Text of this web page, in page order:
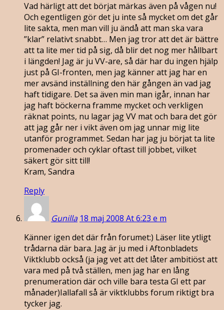
Vad härligt att det börjat märkas även på vågen nu!
Och egentligen gör det ju inte så mycket om det går
lite sakta, men man vill ju ändå att man ska vara
”klar” relativt snabbt… Men jag tror att det är bättre
att ta lite mer tid på sig, då blir det nog mer hållbart
i längden! Jag är ju VV-are, så där har du ingen hjälp
just på GI-fronten, men jag känner att jag har en
mer avsänd inställning den här gången än vad jag
haft tidigare. Det sa även min man igår, innan har
jag haft böckerna framme mycket och verkligen
räknat points, nu lagar jag VV mat och bara det gör
att jag går ner i vikt även om jag unnar mig lite
utanför programmet. Sedan har jag ju börjat ta lite
promenader och cyklar oftast till jobbet, vilket
säkert gör sitt till!
Kram, Sandra
Reply
Gunilla 18 maj 2008 At 6:23 e m
Känner igen det där från forumet:) Läser lite ytligt
trådarna där bara. Jag är ju med i Aftonbladets
Viktklubb också (ja jag vet att det låter ambitiöst att
vara med på två ställen, men jag har en lång
prenumeration där och ville bara testa GI ett par
månader)Iallafall så är viktklubbs forum riktigt bra
tycker jag.